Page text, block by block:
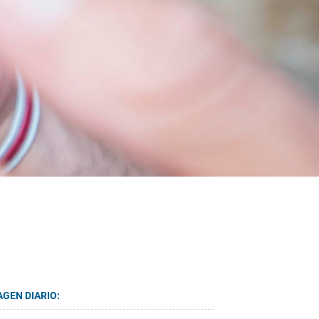
DIARIO: